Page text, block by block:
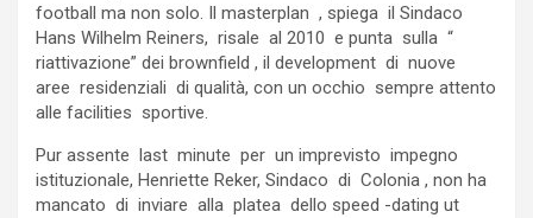
football ma non solo. Il masterplan , spiega il Sindaco
Hans Wilhelm Reiners, risale al 2010 e punta sulla “
riattivazione” dei brownfield , il development di nuove
aree residenziali di qualità, con un occhio sempre attento
alle facilities sportive.
Pur assente last minute per un imprevisto impegno
istituzionale, Henriette Reker, Sindaco di Colonia , non ha
mancato di inviare alla platea dello speed -dating ut